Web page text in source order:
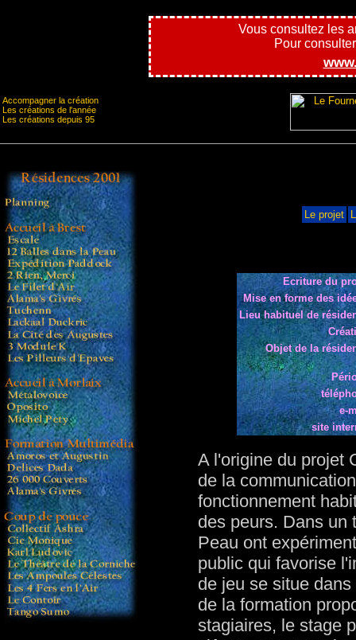
Vous consultez les
Pour
Accompagner la création
Les créations de l'année
Les créations depuis 95
Le projet
Ecriture du
Mise en forme des
Lieu habituel de
Objet de la
e-
site
A l'origine du projet
de la
fonctionnement
des peurs. Dans un
Peau ont
public qui favorise
de jeu se situe
de la formation
stagiaires, le stage